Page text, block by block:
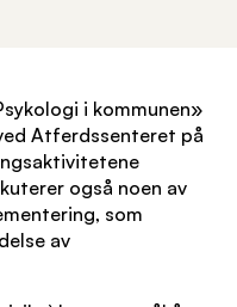
i kommunen»
Atferdssenteret på
også noen av
som
av